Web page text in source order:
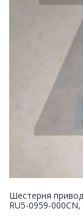
Шестерня
RU5-0959-000CN,